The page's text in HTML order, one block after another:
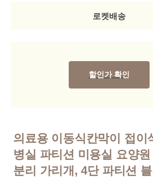
로켓배송
할인가 확인
의료용 이동식칸막이 접이
병실 파티션 미용실 요양
분리 가리개, 4단 파티션